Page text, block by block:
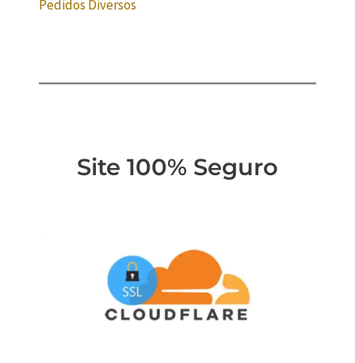
Pedidos Diversos
Site 100% Seguro